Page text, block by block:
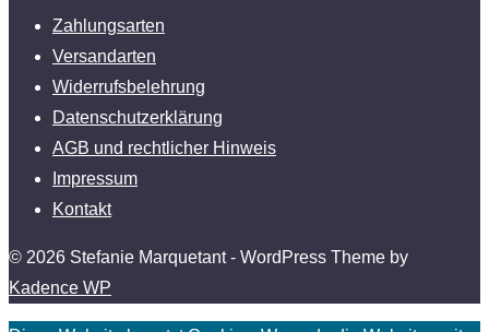
Zahlungsarten
Versandarten
Widerrufsbelehrung
Datenschutzerklärung
AGB und rechtlicher Hinweis
Impressum
Kontakt
© 2026 Stefanie Marquetant - WordPress Theme by
Kadence WP